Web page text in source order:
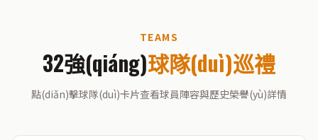
TEAMS
32強(qiáng)球隊(duì)巡禮
點(diǎn)擊球隊(duì)卡片查看球員陣容與歷史榮譽(yù)詳情